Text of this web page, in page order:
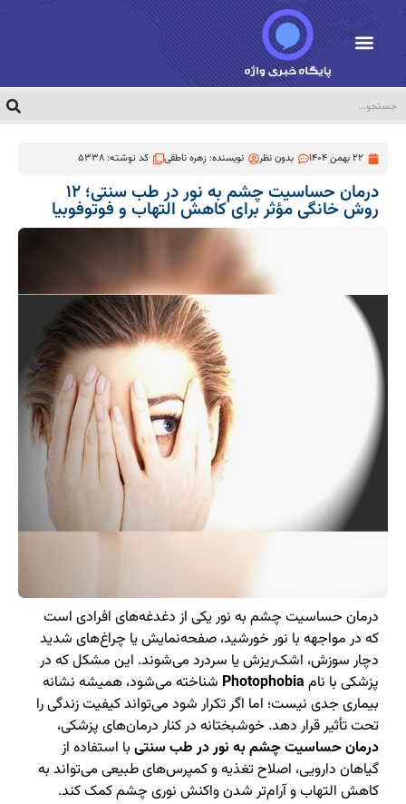
22 بهمن 1404 بدون نظر نویسنده:زهره ناطقی کد نوشته: 5338
درمان حساسیت چشم به نور در طب سنتی؛ ۱۲
روش خانگی مؤثر برای کاهش التهاب و فوتوفوبیا
درمان حساسیت چشم به نور یکی از دغدغه‌های افرادی است
که در مواجهه با نور خورشید، صفحه‌نمایش یا چراغ‌های شدید
دچار سوزش، اشک‌ریزش یا سردرد می‌شوند. این مشکل که در
پزشکی با نام Photophobia شناخته می‌شود، همیشه نشانه
بیماری جدی نیست؛ اما اگر تکرار شود می‌تواند کیفیت زندگی را
تحت تأثیر قرار دهد. خوشبختانه در کنار درمان‌های پزشکی،
درمان حساسیت چشم به نور در طب سنتی با استفاده از
گیاهان دارویی، اصلاح تغذیه و کمپرس‌های طبیعی می‌تواند به
کاهش التهاب و آرام‌تر شدن واکنش نوری چشم کمک کند.